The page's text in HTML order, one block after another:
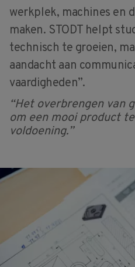
werkplek, machines en
maken. STODT helpt
technisch te groeien,
aandacht aan
vaardigheden”.
“Het overbrengen van
om een mooi product
voldoening.”